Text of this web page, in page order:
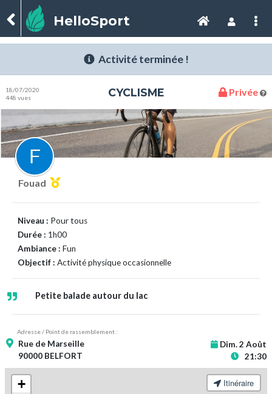
HelloSport
Activité terminée !
18/07/2020
448 vues
CYCLISME Privée
Fouad
Niveau : Pour tous
Durée : 1h00
Ambiance : Fun
Objectif : Activité physique occasionnelle
Petite balade autour du lac
Adresse / Point de rassemblement :
Rue de Marseille
90000 BELFORT
Dim. 2 Août
21:30
+
Itinéraire